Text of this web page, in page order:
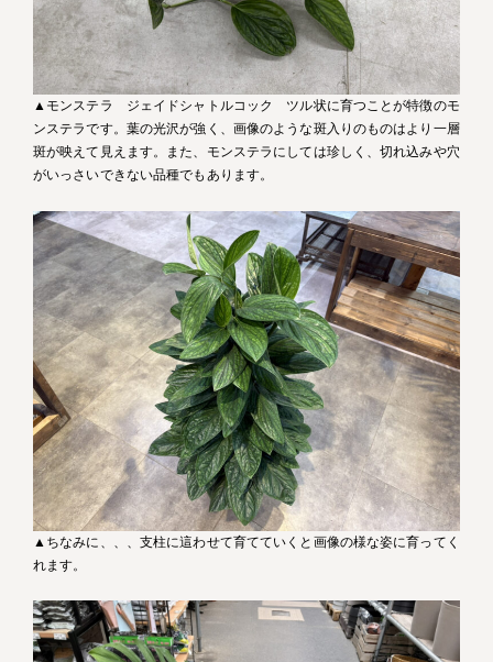
▲モンステラ ジェイドシャトルコック ツル状に育つことが特徴のモ
ンステラです。葉の光沢が強く、画像のような斑入りのものはより一層
斑が映えて見えます。また、モンステラにしては珍しく、切れ込みや穴
がいっさいできない品種でもあります。
▲ちなみに、、、支柱に這わせて育てていくと画像の様な姿に育ってく
れます。